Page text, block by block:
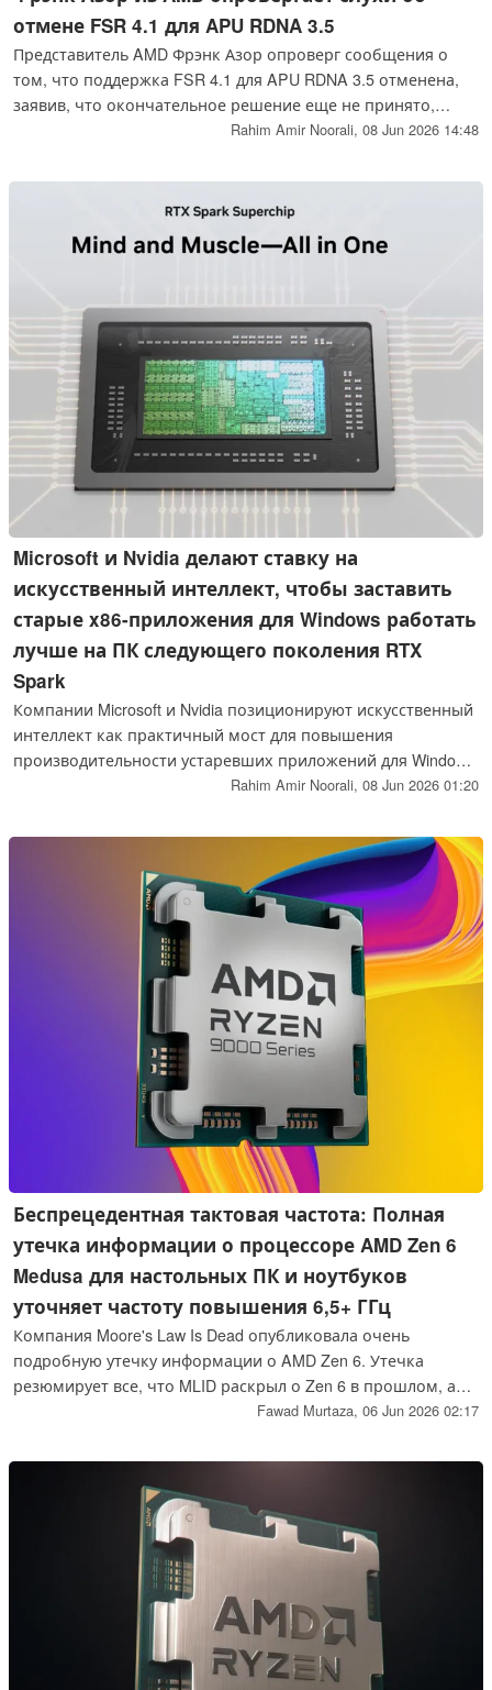
отмене FSR 4.1 для APU RDNA 3.5
Представитель AMD Фрэнк Азор опроверг сообщения о
том, что поддержка FSR 4.1 для APU RDNA 3.5 отменена,
заявив, что окончательное решение еще не принято,
несмотря на то, что в предыдущих комментариях
Rahim Amir Noorali, 08 Jun 2026 14:48
Microsoft и Nvidia делают ставку на
искусственный интеллект, чтобы заставить
старые x86-приложения для Windows работать
лучше на ПК следующего поколения RTX
Spark
Компании Microsoft и Nvidia позиционируют искусственный
интеллект как практичный мост для повышения
производительности устаревших приложений для Windows
x86 на новых ПК на базе Arm с аппаратным обеспечением
инструменты эмуляции могут облегчить конвертацию и
совместимость приложений, требовательные устаревшие
программы, игры и системы с высоким уровнем
безопасности все равно потребуют вмешательства
Rahim Amir Noorali, 08 Jun 2026 01:20
Беспрецедентная тактовая частота: Полная
утечка информации о процессоре AMD Zen 6
Medusa для настольных ПК и ноутбуков
уточняет частоту повышения 6,5+ ГГц
Компания Moore's Law Is Dead опубликовала очень
подробную утечку информации о AMD Zen 6. Утечка
резюмирует все, что MLID раскрыл о Zen 6 в прошлом, а
также предоставляет несколько новых интересных
аспектами всего семейства Zen 6 представляются
потенциал производительности и сегментация SKU.
Fawad Murtaza, 06 Jun 2026 02:17